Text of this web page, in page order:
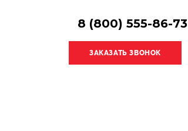
8 (800) 555-86-73